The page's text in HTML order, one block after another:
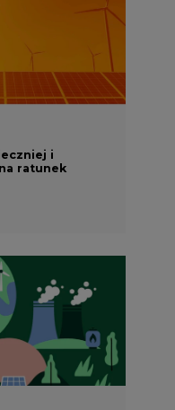
i
ratunek